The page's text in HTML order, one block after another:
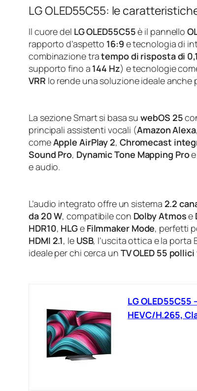
LG OLED55C55: le
Il cuore del LG OLED55C55è il pannello
rapporto d’aspetto 16:9 e tecnologia di
combinazione tratempo di risposta di
supporto fino a 144 Hz) e tecnologie
VRR lo rende una soluzione ideale anche
La sezione Smart si basa suwebOS 25
principali assistenti vocali (Amazon Alexa,
comeApple AirPlay 2, Chromecast
Sound Pro, Dynamic Tone Mapping Proe
e audio.
L’audio integrato offre un sistema 2.2
da 20 W, compatibile con Dolby Atmose
HDR10, HLGe Filmmaker Mode, perfetti
HDMI 2.1, le USB, l’uscita ottica e la
ideale per chi cerca un TV OLED 55
LG OLED55C55
HEVC/H.265,